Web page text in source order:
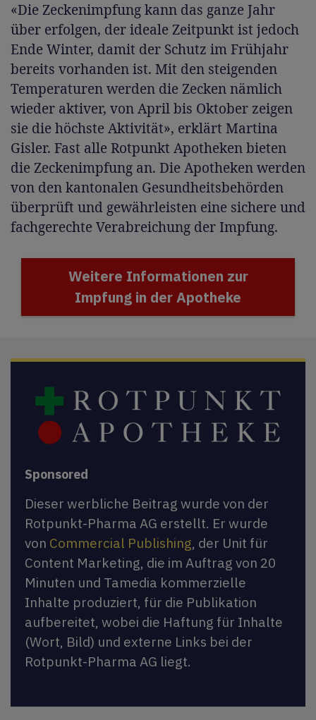
«Die Zeckenimpfung kann das ganze Jahr
über erfolgen, der ideale Zeitpunkt ist jedoch
Ende Winter, damit der Schutz im Frühjahr
bereits vorhanden ist. Mit den steigenden
Temperaturen werden die Zecken nämlich
wieder aktiver, von April bis Oktober zeigen
sie die höchste Aktivität», erklärt Martina
Gisler. Fast alle Rotpunkt Apotheken bieten
die Zeckenimpfung an. Die Apotheken werden
von den kantonalen Gesundheitsbehörden
überprüft und gewährleisten eine sichere und
fachgerechte Verabreichung der Impfung.
Weitere Informationen zur
Impfung in der Apotheke
Sponsored
Dieser werbliche Beitrag wurde von der
Rotpunkt-Pharma AG erstellt. Er wurde
von Commercial Publishing, der Unit für
Content Marketing, die im Auftrag von 20
Minuten und Tamedia kommerzielle
Inhalte produziert, für die Publikation
aufbereitet, wobei die Haftung für Inhalte
(Wort, Bild) und externe Links bei der
Rotpunkt-Pharma AG liegt.